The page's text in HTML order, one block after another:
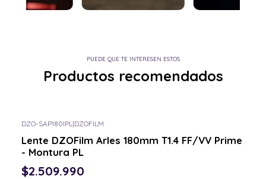
PUEDE QUE TE INTERESEN ESTOS
Productos recomendados
DZO-SAP180IPL|DZOFILM
Lente DZOFilm Arles 180mm T1.4 FF/VV Prime
- Montura PL
$2.509.990